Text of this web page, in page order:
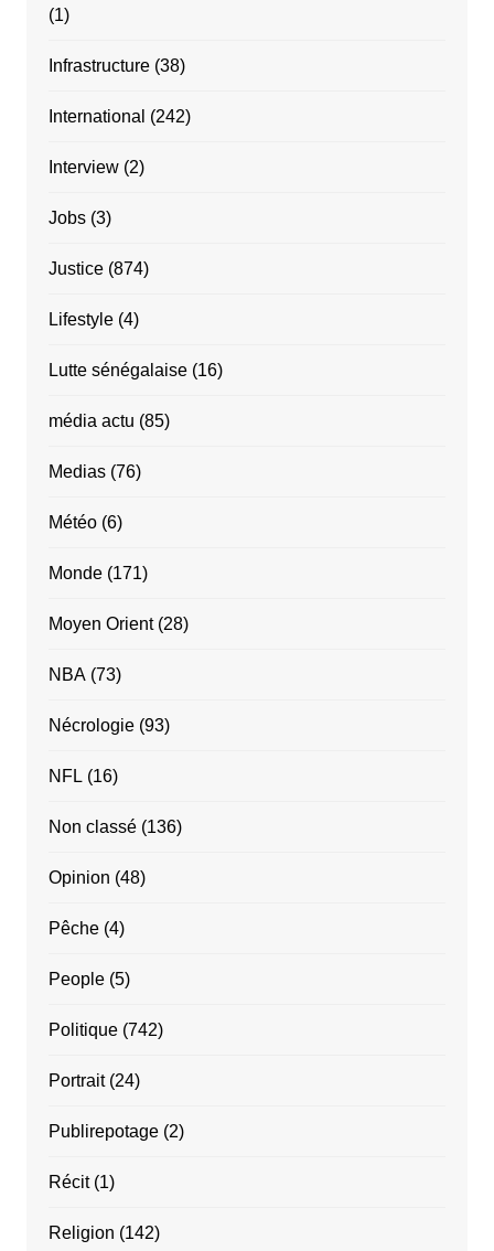
(1)
Infrastructure(38)
International (242)
Interview(2)
Jobs(3)
Justice(874)
Lifestyle(4)
Lutte sénégalaise(16)
média actu (85)
Medias(76)
Météo(6)
Monde(171)
Moyen Orient(28)
NBA(73)
Nécrologie(93)
NFL (16)
Non classé(136)
Opinion (48)
Pêche(4)
People(5)
Politique(742)
Portrait(24)
Publirepotage(2)
Récit(1)
Religion (142)